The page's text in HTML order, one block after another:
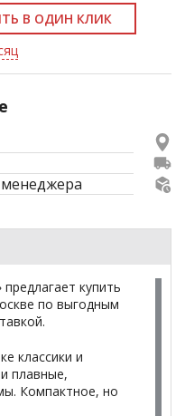
В ОДИН КЛИК
менеджера
купить
по выгодным
классики и
плавные,
Компактное, но